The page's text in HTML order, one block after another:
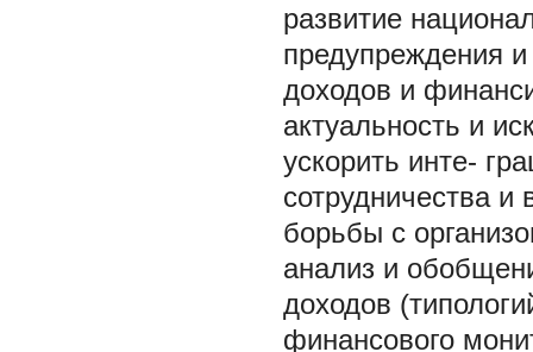
развитие
предупреждения и
доходов и
актуальность и
ускорить инте-
сотрудничества
борьбы с
анализ и
доходов
финансового